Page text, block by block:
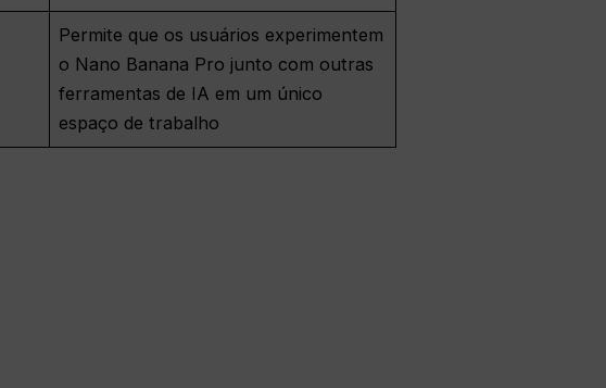
Permite que os usuários experimentem
o Nano Banana Pro junto com outras
ferramentas de IA em um único
espaço de trabalho